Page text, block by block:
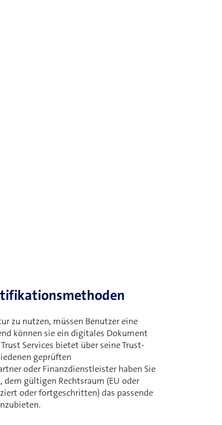
zu nutzen, müssen Benutzer eine
können sie ein digitales Dokument
Services bietet über seine Trust-
geprüften
oder Finanzdienstleister haben Sie
dem gültigen Rechtsraum (EU oder
oder fortgeschritten) das passende